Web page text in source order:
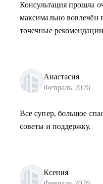
Консультация прошла
максимально вовлечён
точечные
Анастасия
Февраль 2026
Все супер, большое
советы и поддержку.
Ксения